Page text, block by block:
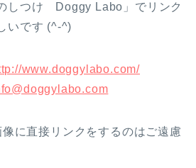
しつけ Doggy Labo」でリンク
いです (^-^)
www.doggylabo.com/
に直接リンクをするのはご遠慮